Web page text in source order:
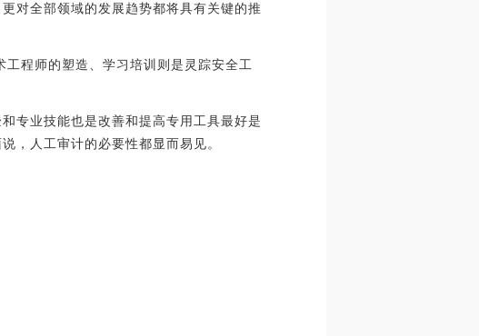
对全部领域的发展趋势都将具有关键的推
程师的塑造、学习培训则是灵踪安全工
专业技能也是改善和提高专用工具最好是
，人工审计的必要性都显而易见。